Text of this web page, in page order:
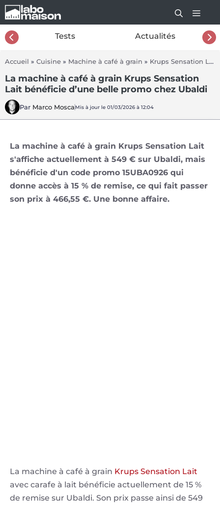
Aller
au
contenu
Tests Actualités
Accueil » Cuisine » Machine à café à grain » Krups Sensation Lait
La machine à café à grain Krups Sensation
Lait bénéficie d’une belle promo chez Ubaldi
Par Marco Mosca Mis à jour le 01/03/2026 à 12:04
La machine à café à grain Krups Sensation Lait
s'affiche actuellement à 549 € sur Ubaldi, mais
bénéficie d'un code promo 15UBA0926 qui
donne accès à 15 % de remise, ce qui fait passer
son prix à 466,55 €. Une bonne affaire.
La machine à café à grain Krups Sensation Lait
avec carafe à lait bénéficie actuellement de 15 %
de remise sur Ubaldi. Son prix passe ainsi de 549